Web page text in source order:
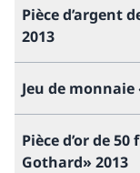
Pièce d’argent
2013
Jeu de monnaie
Pièce d’or de
Gothard» 2013